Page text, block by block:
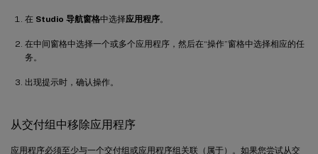
在 Studio 导航窗格中选择应用程序。
在中间窗格中选择一个或多个应用程序，然后在“操作”窗格中选择相应的任
务。
出现提示时，确认操作。
从交付组中移除应用程序
应用程序必须至少与一个交付组或应用程序组关联（属于）。如果您尝试从交